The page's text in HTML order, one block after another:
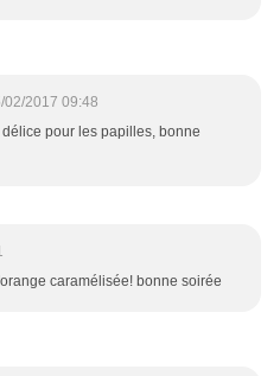
02/2017 09:48
pour les papilles, bonne
caramélisée! bonne soirée